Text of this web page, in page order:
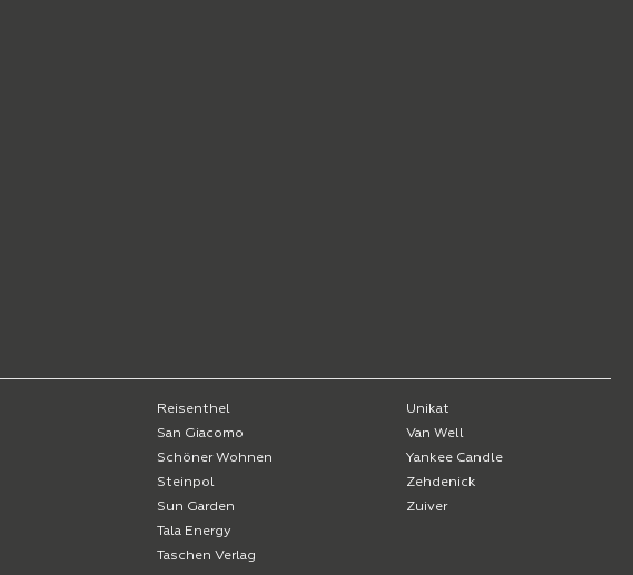
Reisenthel
San Giacomo
Schöner Wohnen
Steinpol
Sun Garden
Tala Energy
Taschen Verlag
Unikat
Van Well
Yankee Candle
Zehdenick
Zuiver